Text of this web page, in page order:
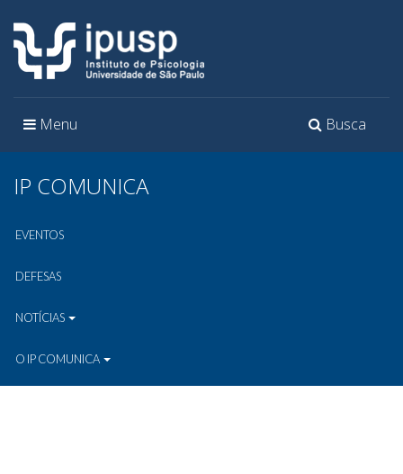
Toggle
Busca
Toggle
Menu
IP COMUNICA
EVENTOS
DEFESAS
NOTÍCIAS
O IP COMUNICA